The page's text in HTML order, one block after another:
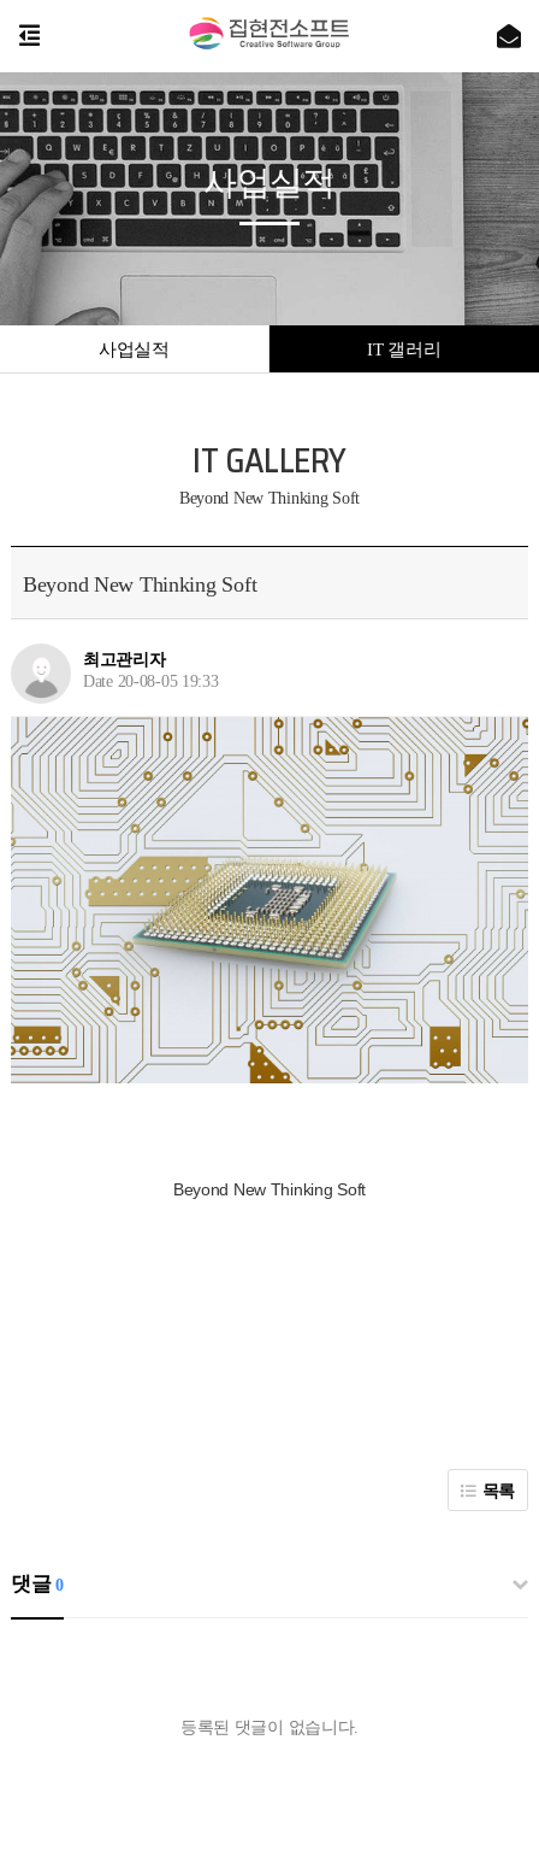
사업실적 IT 갤러리
사업실적
IT GALLERY
Beyond New Thinking Soft
Beyond New Thinking Soft
최고관리자
Date 20-08-05 19:33
Beyond New Thinking Soft
목록
댓글0
등록된 댓글이 없습니다.